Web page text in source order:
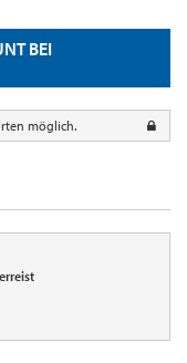
BEI
möglich.